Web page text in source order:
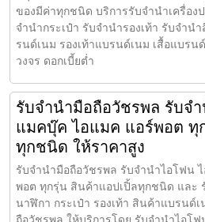
ของมีค่าทุกชนิด บริการรับจำนำเครื่อง
จำนำกระเป๋า รับจำนำรองเท้า รับจำน
รนด์เนม รองเท้าแบรนด์เนม เสื้อแบร
วงจร ดอกเบี้ยต่ำ
รับจำนำมือถือวัชรพล รับจ
แมคบุ๊ค ไอแมค แอร์พอต ทุ
ทุกชนิด ให้ราคาสูง
รับจำนำมือถือวัชรพล รับจำนำไอโฟน
พอต ทุกรุ่น สินค้าแอปเปิ้ลทุกชนิด และ
นาฬิกา กระเป๋า รองเท้า สินค้าแบรนด์
ถือวัชรพล ให้บริการโดย รับจํานําไอโ